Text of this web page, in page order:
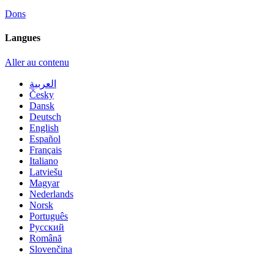
Dons
Langues
Aller au contenu
العربية
Česky
Dansk
Deutsch
English
Español
Français
Italiano
Latviešu
Magyar
Nederlands
Norsk
Português
Русский
Română
Slovenčina